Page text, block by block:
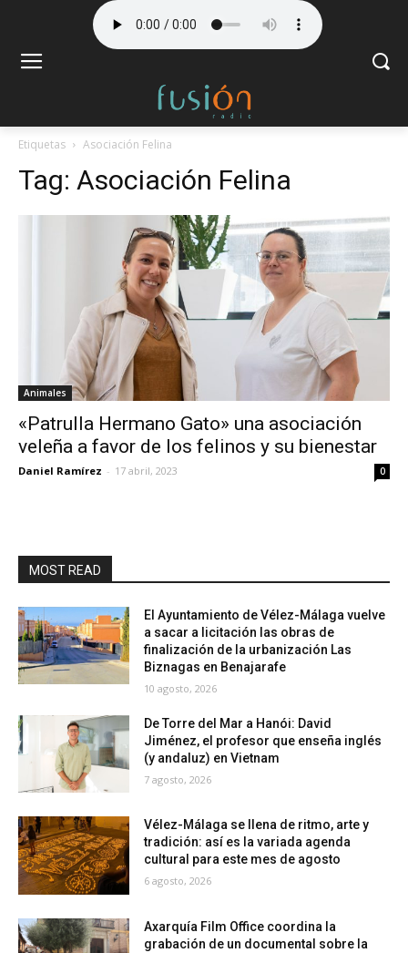
Etiquetas Asociación Felina
Tag: Asociación Felina
Animales
«Patrulla Hermano Gato» una asociación
veleña a favor de los felinos y su bienestar
Daniel Ramírez - 17 abril, 2023 0
MOST READ
El Ayuntamiento de Vélez-Málaga vuelve
a sacar a licitación las obras de
finalización de la urbanización Las
Biznagas en Benajarafe
10 agosto, 2026
De Torre del Mar a Hanói: David
Jiménez, el profesor que enseña inglés
(y andaluz) en Vietnam
7 agosto, 2026
Vélez-Málaga se llena de ritmo, arte y
tradición: así es la variada agenda
cultural para este mes de agosto
6 agosto, 2026
Axarquía Film Office coordina la
grabación de un documental sobre la